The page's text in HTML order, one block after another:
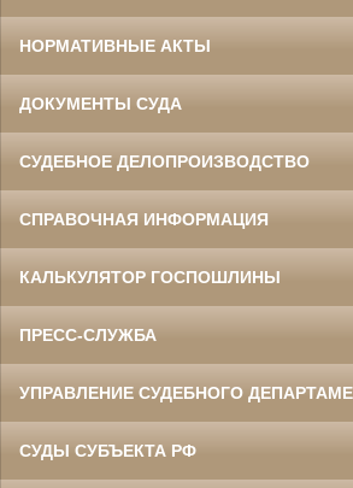
НОРМАТИВНЫЕ АКТЫ
ДОКУМЕНТЫ СУДА
СУДЕБНОЕ ДЕЛОПРОИЗВОДСТВО
СПРАВОЧНАЯ ИНФОРМАЦИЯ
КАЛЬКУЛЯТОР ГОСПОШЛИНЫ
ПРЕСС-СЛУЖБА
УПРАВЛЕНИЕ СУДЕБНОГО
СУДЫ СУБЪЕКТА РФ